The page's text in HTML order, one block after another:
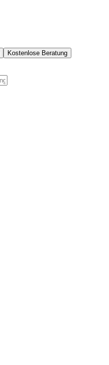
Kostenlose Beratung